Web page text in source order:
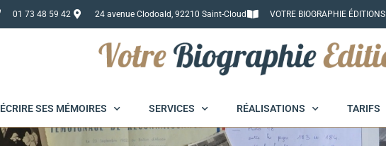
01 73 48 59 42 24 avenue Clodoald, 92210 Saint-Cloud VOTRE BIOGRAPHIE ÉDITIONS
ÉCRIRE SES MÉMOIRES SERVICES RÉALISATIONS TARIFS